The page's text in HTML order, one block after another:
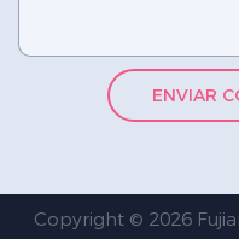
ENVIAR
Copyright © 2026